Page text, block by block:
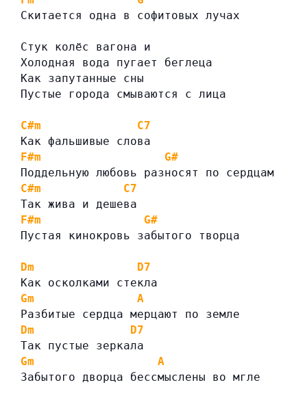
Скитается одна в софитовых лучах
Стук колёс вагона и
Холодная вода пугает беглеца
Как запутанные сны
Пустые города смываются с лица
C#m
C7
Как фальшивые слова
F#m
G#
Поддельную любовь разносят по сердцам
C#m
C7
Так жива и дешева
F#m
G#
Пустая кинокровь забытого творца
Dm
D7
Как осколками стекла
Gm
A
Разбитые сердца мерцают по земле
Dm
D7
Так пустые зеркала
Gm
A
Забытого дворца бессмыслены во мгле